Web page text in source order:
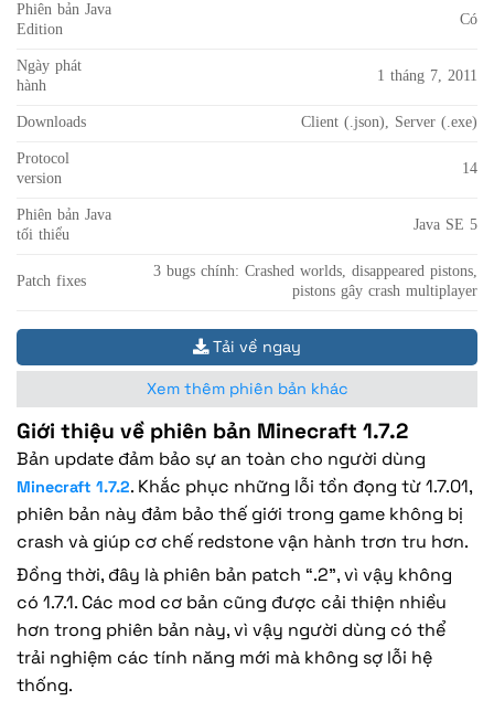
Phiên bản Java
Edition
Có
Ngày phát
hành
1 tháng 7, 2011
Downloads Client (.json), Server (.exe)
Protocol
version
14
Phiên bản Java
tối thiểu
Java SE 5
Patch fixes
3 bugs chính: Crashed worlds, disappeared pistons,
pistons gây crash multiplayer
Tải về ngay
Xem thêm phiên bản khác
Giới thiệu về phiên bản Minecraft 1.7.2
Bản update đảm bảo sự an toàn cho người dùng
Minecraft 1.7.2. Khắc phục những lỗi tồn đọng từ 1.7.01,
phiên bản này đảm bảo thế giới trong game không bị
crash và giúp cơ chế redstone vận hành trơn tru hơn.
Đồng thời, đây là phiên bản patch “.2”, vì vậy không
có 1.7.1. Các mod cơ bản cũng được cải thiện nhiều
hơn trong phiên bản này, vì vậy người dùng có thể
trải nghiệm các tính năng mới mà không sợ lỗi hệ
thống.